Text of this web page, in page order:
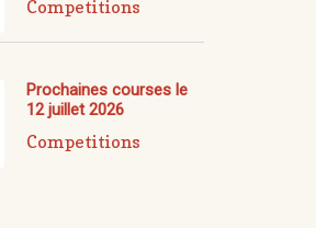
Competitions
Prochaines courses le
12 juillet 2026
Competitions